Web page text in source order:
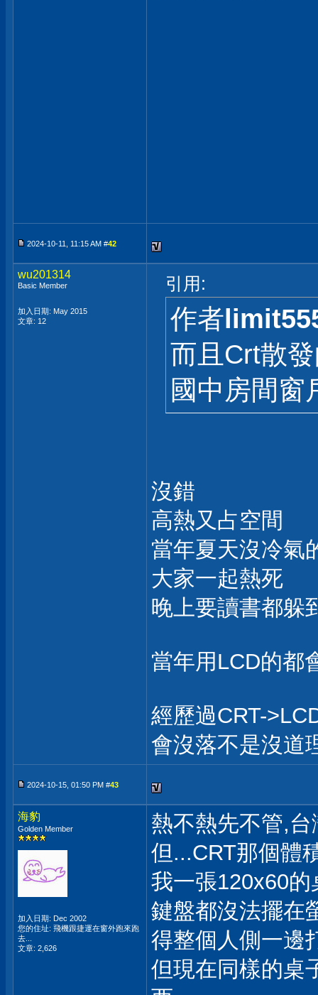
2024-10-11, 11:15 AM #42
wu201314
Basic Member
加入日期: May 2015
文章: 12
引用:
作者
而且Crt散
國中房間窗
沒錯
高熱又占空間
當年夏天沒冷氣
大家一起熱死
晚上要讀書都躲
當年用LCD的都
經歷過CRT-
會沒落不是沒道
2024-10-15, 01:50 PM #43
海豹
Golden Member
加入日期: Dec 2002
您的住址: 飛機跟捷運在窗外跑來跑
去...
文章: 2,626
熱不熱先不管,
但...CRT那個體
我一張120x60
鍵盤都沒法擺在
得整個人側一邊
但現在同樣的桌